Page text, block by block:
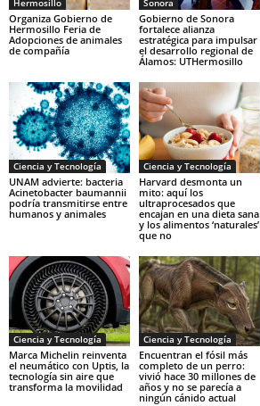
Hermosillo
Organiza Gobierno de
Hermosillo Feria de
Adopciones de animales
de compañía
Sonora
Gobierno de Sonora
fortalece alianza
estratégica para impulsar
el desarrollo regional de
Álamos: UTHermosillo
Ciencia y Tecnología
UNAM advierte: bacteria
Acinetobacter baumannii
podría transmitirse entre
humanos y animales
Ciencia y Tecnología
Harvard desmonta un
mito: aquí los
ultraprocesados que
encajan en una dieta sana
y los alimentos ‘naturales’
que no
Ciencia y Tecnología
Marca Michelin reinventa
el neumático con Uptis, la
tecnología sin aire que
transforma la movilidad
Ciencia y Tecnología
Encuentran el fósil más
completo de un perro:
vivió hace 30 millones de
años y no se parecía a
ningún cánido actual